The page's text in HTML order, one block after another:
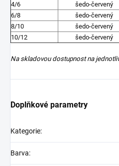
4/6
šedo-červený
6/8
šedo-červený
8/10
šedo-červený
10/12
šedo-červený
Na skladovou dostupnost na
Doplňkové parametry
Kategorie:
Barva: